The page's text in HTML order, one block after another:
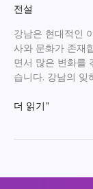
전설
강남은 현대적인
사와 문화가 존재
면서 많은 변화를
습니다. 강남의 잊
강
라
더 읽기"